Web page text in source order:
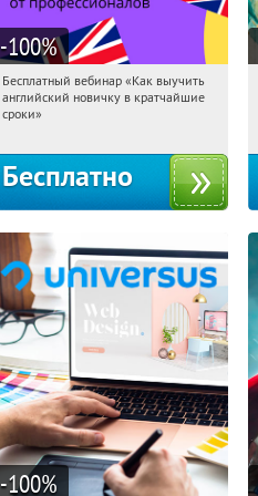
-100%
11:51:36 Получили:16
Россия
Бесплатный вебинар «Как выучить
английский новичку в кратчайшие
сроки»
Бесплатно
-100%